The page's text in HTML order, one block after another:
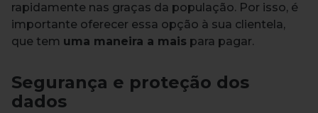
rapidamente nas graças da população. Por isso, é
importante oferecer essa opção à sua clientela,
que tem uma maneira a mais para pagar.
Segurança e proteção dos
dados